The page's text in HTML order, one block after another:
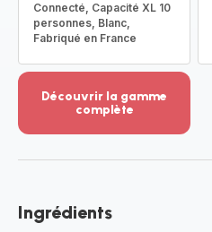
Connecté, Capacité XL 10
personnes, Blanc,
Fabriqué en France
Découvrir la gamme
complète
-
gamme
Ingrédients